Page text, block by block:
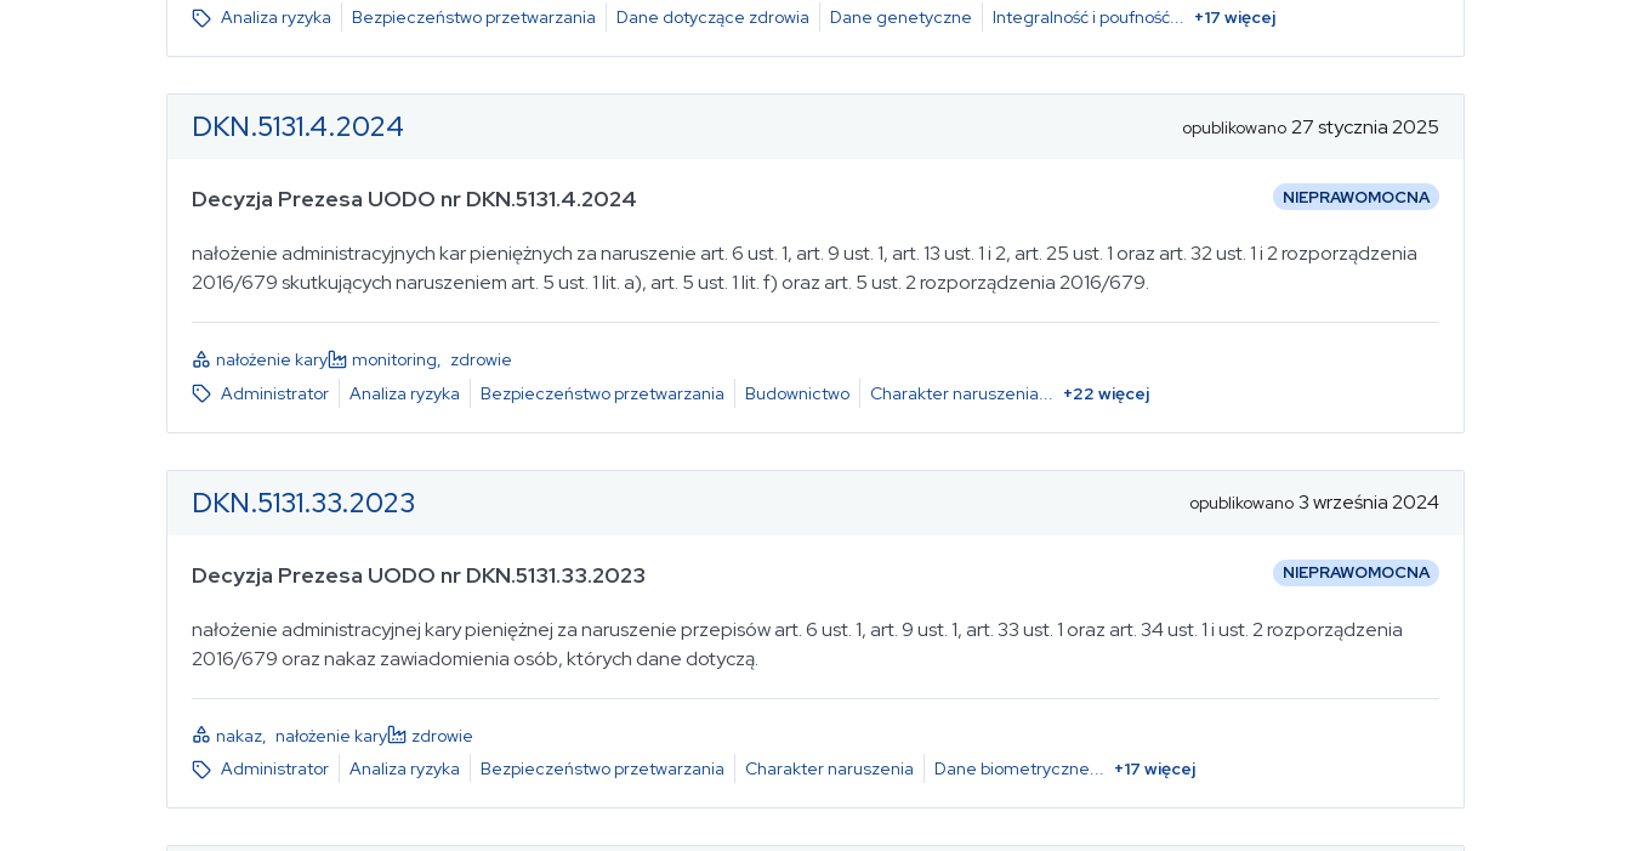
Analiza ryzyka
Bezpieczeństwo przetwarzania Dane dotyczące zdrowia Dane genetyczne Integralność i poufność... +17 więcej
DKN.5131.4.2024 opublikowano 27 stycznia 2025
Decyzja Prezesa UODO nr DKN.5131.4.2024 NIEPRAWOMOCNA
nałożenie administracyjnych kar pieniężnych za naruszenie art. 6 ust. 1, art. 9 ust. 1, art. 13 ust. 1 i 2, art. 25 ust. 1 oraz art. 32 ust. 1 i 2 rozporządzenia
2016/679 skutkujących naruszeniem art. 5 ust. 1 lit. a), art. 5 ust. 1 lit. f) oraz art. 5 ust. 2 rozporządzenia 2016/679.
nałożenie kary monitoring, zdrowie
Administrator
Analiza ryzyka Bezpieczeństwo przetwarzania Budownictwo Charakter naruszenia +22 więcej
DKN.5131.33.2023 opublikowano 3 września 2024
Decyzja Prezesa UODO nr DKN.5131.33.2023 NIEPRAWOMOCNA
nałożenie administracyjnej kary pieniężnej za naruszenie przepisów art. 6 ust. 1, art. 9 ust. 1, art. 33 ust. 1 oraz art. 34 ust. 1 i ust. 2 rozporządzenia
2016/679 oraz nakaz zawiadomienia osób, których dane dotyczą.
nakaz nałożenie kary
zdrowie
Administrator
Analiza ryzyka Bezpieczeństwo przetwarzania Charakter naruszenia Dane biometryczne... +17 więcej